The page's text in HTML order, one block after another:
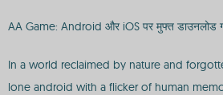
AA Game: Android और iOS पर मुफ्त डाउनलोड
In a world reclaimed by nature and
lone android with a flicker of human